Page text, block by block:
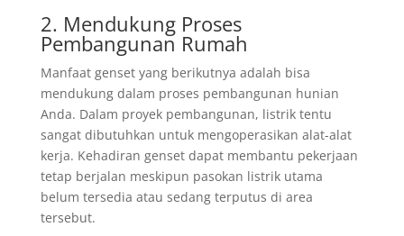
2. Mendukung Proses
Pembangunan Rumah
Manfaat genset yang berikutnya adalah bisa
mendukung dalam proses pembangunan hunian
Anda. Dalam proyek pembangunan, listrik tentu
sangat dibutuhkan untuk mengoperasikan alat-alat
kerja. Kehadiran genset dapat membantu pekerjaan
tetap berjalan meskipun pasokan listrik utama
belum tersedia atau sedang terputus di area
tersebut.